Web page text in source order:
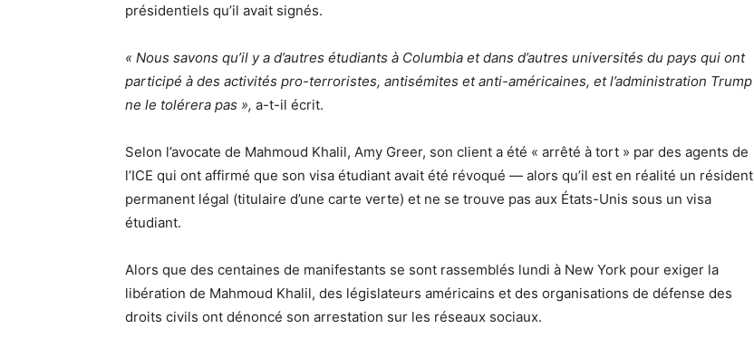
présidentiels qu’il avait signés.
« Nous savons qu’il y a d’autres étudiants à Columbia et dans d’autres universités du pays qui ont
participé à des activités pro-terroristes, antisémites et anti-américaines, et l’administration Trump
ne le tolérera pas », a-t-il écrit.
Selon l’avocate de Mahmoud Khalil, Amy Greer, son client a été « arrêté à tort » par des agents de
l’ICE qui ont affirmé que son visa étudiant avait été révoqué — alors qu’il est en réalité un résident
permanent légal (titulaire d’une carte verte) et ne se trouve pas aux États-Unis sous un visa
étudiant.
Alors que des centaines de manifestants se sont rassemblés lundi à New York pour exiger la
libération de Mahmoud Khalil, des législateurs américains et des organisations de défense des
droits civils ont dénoncé son arrestation sur les réseaux sociaux.